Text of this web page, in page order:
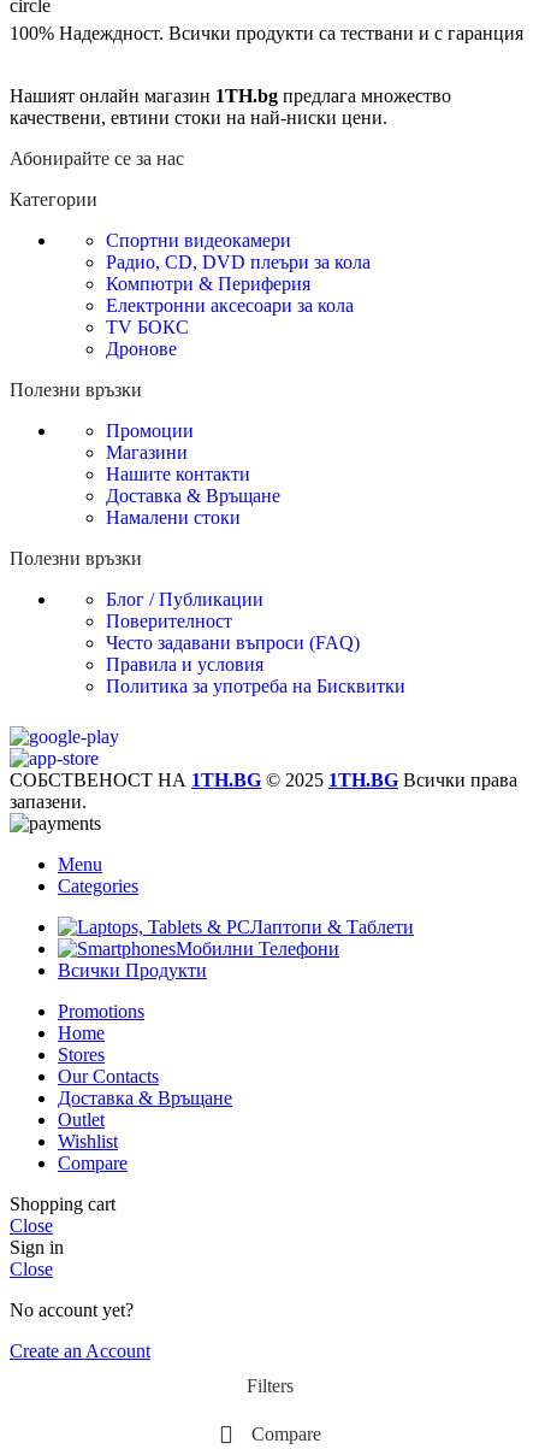
100% Надеждност. Всички продукти са тествани и с гаранция
Нашият онлайн магазин 1TH.bg предлага множество
качествени, евтини стоки на най-ниски цени.
Абонирайте се за нас
Категории
Спортни видеокамери
Радио, CD, DVD плеъри за кола
Компютри & Периферия
Електронни аксесоари за кола
TV БОКС
Дронове
Полезни връзки
Промоции
Магазини
Нашите контакти
Доставка & Връщане
Намалени стоки
Полезни връзки
Блог / Публикации
Поверителност
Често задавани въпроси (FAQ)
Правила и условия
Политика за употреба на Бисквитки
СОБСТВЕНОСТ НА 1TH.BG © 2025 1TH.BG Всички права
запазени.
Menu
Categories
Лаптопи & Таблети
Мобилни Телефони
Всички Продукти
Promotions
Home
Stores
Our Contacts
Доставка & Връщане
Outlet
Wishlist
Compare
Shopping cart
Close
Sign in
Close
No account yet?
Create an Account
Filters
Compare